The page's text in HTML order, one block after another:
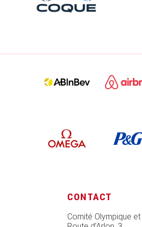
CONTACT
Comité Olympique